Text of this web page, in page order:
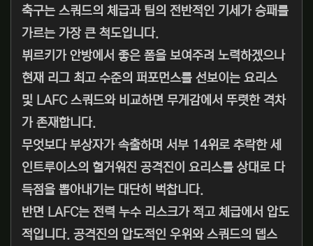
축구는 스쿼드의 체급과 팀의 전반적인 기세가 승패를
가르는 가장 큰 척도입니다.
뷔르키가 안방에서 좋은 폼을 보여주려 노력하겠으나
현재 리그 최고 수준의 퍼포먼스를 선보이는 요리스
및 LAFC 스쿼드와 비교하면 무게감에서 뚜렷한 격차
가 존재합니다.
무엇보다 부상자가 속출하며 서부 14위로 추락한 세
인트루이스의 헐거워진 공격진이 요리스를 상대로 다
득점을 뽑아내기는 대단히 벅찹니다.
반면 LAFC는 전력 누수 리스크가 적고 체급에서 압도
적입니다. 공격진의 압도적인 우위와 스쿼드의 뎁스